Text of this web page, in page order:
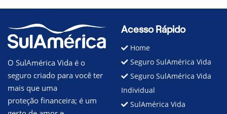
O SulAmérica Vida é o
seguro criado para você ter
mais que uma
proteção financeira; é um
Acesso Rápido
Home
Seguro SulAmérica Vida
Seguro SulAmérica Vida
Individual
SulAmérica Vida